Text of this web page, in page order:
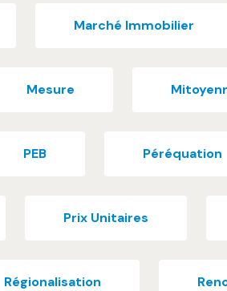
Marché Immobilier
Mesure
PEB Péréquation
Prix Unitaires
Régionalisation